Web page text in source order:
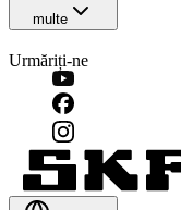
multe
Urmăriți-ne